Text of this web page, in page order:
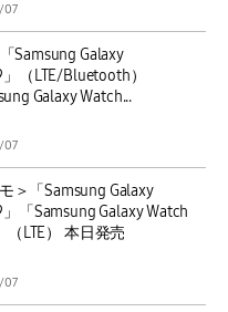
07
Samsung Galaxy
（LTE/Bluetooth）
Galaxy Watch...
07
＞「Samsung Galaxy
「Samsung Galaxy Watch
（LTE） 本日発売
07